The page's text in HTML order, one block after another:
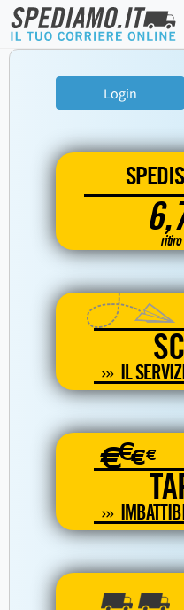
Login
ritiro
IL
€€€€